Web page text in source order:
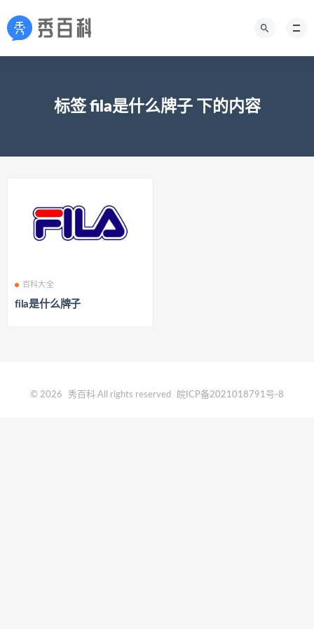
标签 fila是什么牌子 下的内容
百科大全
fila是什么牌子
© 2026 秀百科 All rights reserved 皖ICP备2021018791号-8